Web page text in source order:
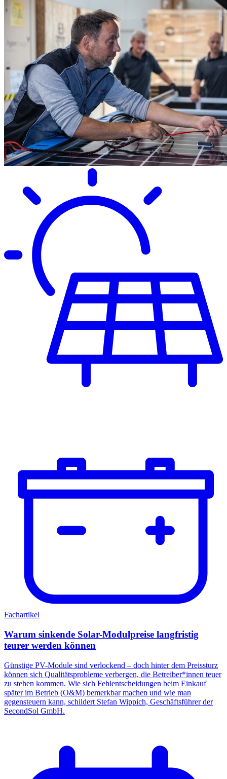
Fachartikel
Warum sinkende Solar-Modulpreise langfristig
teurer werden können
Günstige PV-Module sind verlockend – doch hinter dem Preissturz
können sich Qualitätsprobleme verbergen, die Betreiber*innen teuer
zu stehen kommen. Wie sich Fehlentscheidungen beim Einkauf
später im Betrieb (O&M) bemerkbar machen und wie man
gegensteuern kann, schildert Stefan Wippich, Geschäftsführer der
SecondSol GmbH.